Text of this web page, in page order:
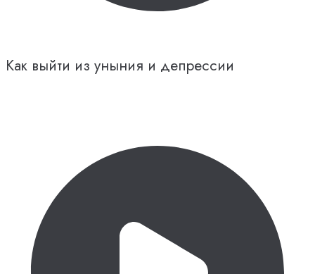
Как выйти из уныния и депрессии